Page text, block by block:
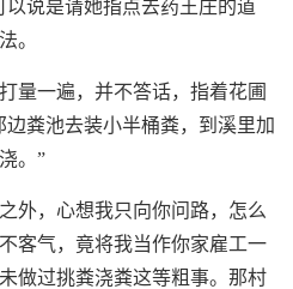
说是请她指点去药王庄的道
。
量一遍，并不答话，指着花圃
粪池去装小半桶粪，到溪里加
。”
外，心想我只向你问路，怎么
客气，竟将我当作你家雇工一
做过挑粪浇粪这等粗事。那村